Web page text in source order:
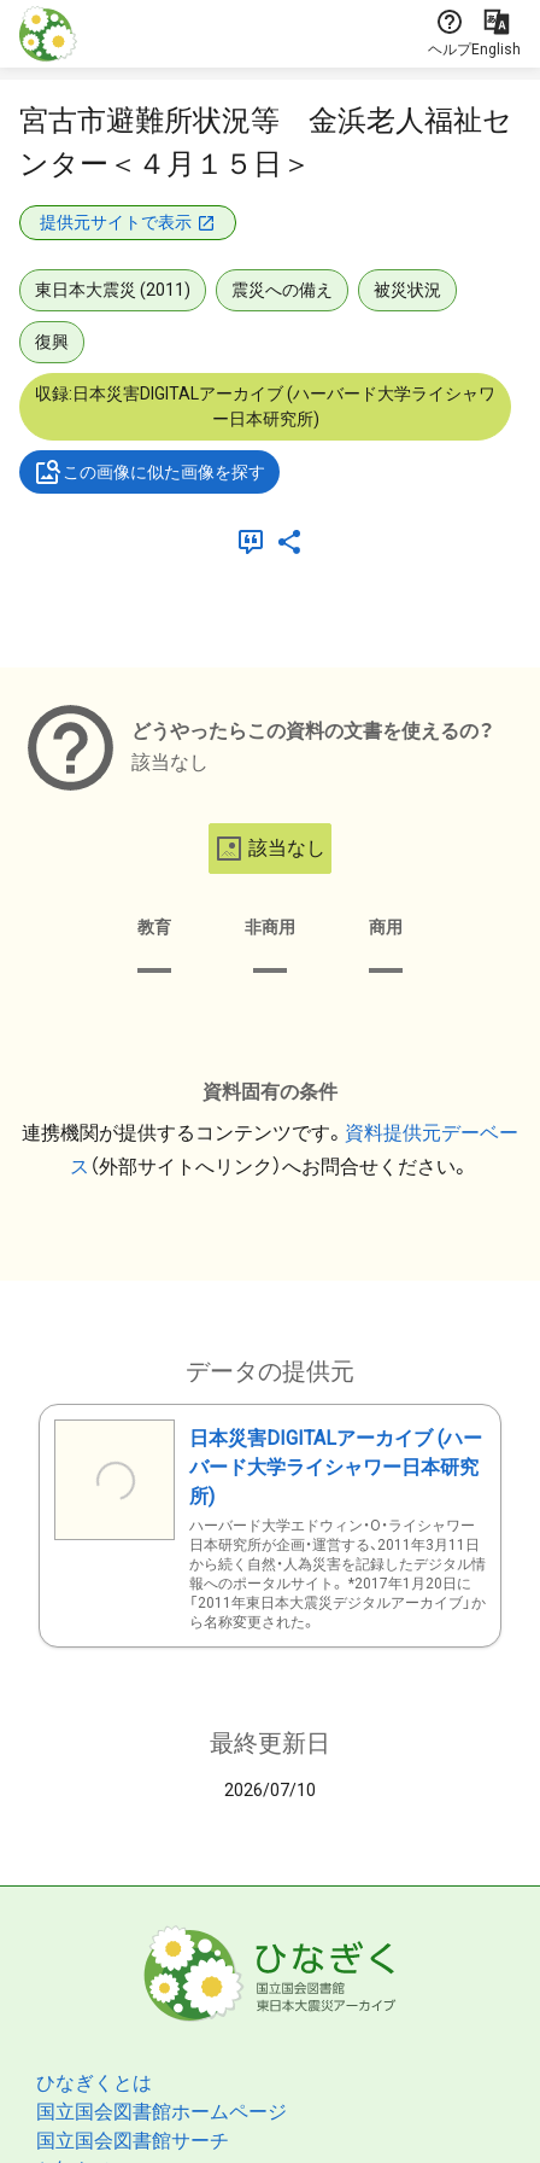
本文に飛ぶ
ヘルプEnglish
宮古市避難所状況等 金浜老人福祉セ
ンター＜４月１５日＞
提供元サイトで表示
東日本大震災 (2011) 震災への備え 被災状況
復興
収録:日本災害DIGITALアーカイブ (ハーバード大学ライシャワ
ー日本研究所)
この画像に似た画像を探す
どうやったらこの資料の文書を使えるの？
該当なし
該当なし
教育 非商用 商用
資料固有の条件
連携機関が提供するコンテンツです。 資料提供元デーベー
ス （外部サイトへリンク）へお問合せください。
データの提供元
日本災害DIGITALアーカイブ (ハー
バード大学ライシャワー日本研究
所)
ハーバード大学エドウィン・O・ライシャワー
日本研究所が企画・運営する、2011年3月11日
から続く自然・人為災害を記録したデジタル情
報へのポータルサイト。 *2017年1月20日に
「2011年東日本大震災デジタルアーカイブ」か
ら名称変更された。
最終更新日
2026/07/10
ひなぎくとは
国立国会図書館ホームページ
国立国会図書館サーチ